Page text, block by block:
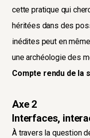
cette pratique qui
héritées dans des
inédites peut en
une archéologie des
Compte rendu de la
Axe 2
Interfaces,
À travers la question